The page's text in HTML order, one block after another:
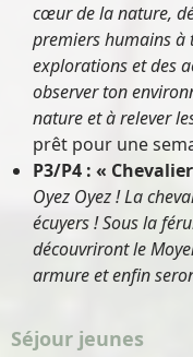
cœur de la nature,
premiers humains à
explorations et des
observer ton
nature et à relever
prêt pour une
P3/P4 : «
Oyez Oyez ! La
écuyers ! Sous la
découvriront le
armure et enfin
Séjour jeunes